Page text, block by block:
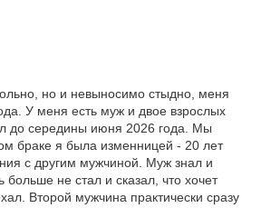
но и невыносимо стыдно, меня
У меня есть муж и двое взрослых
до середины июня 2026 года. Мы
браке я была изменницей - 20 лет
с другим мужчиной. Муж знал и
больше не стал и сказал, что хочет
Второй мужчина практически сразу